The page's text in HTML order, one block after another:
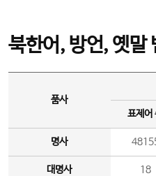
북한어, 방언, 옛말
품사
표제어
명사
대명사 18